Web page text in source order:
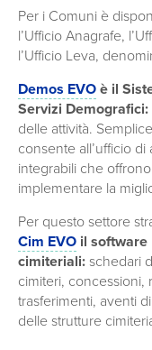
Per i Comuni è
l’Ufficio Anagrafe,
l’Ufficio Leva,
Demos EVO è il
Servizi Demografici:
delle attività.
consente all’ufficio
integrabili che
implementare la
Per questo settore
Cim EVO il software
cimiteriali: schedari
cimiteri, concessioni,
trasferimenti, aventi
delle strutture